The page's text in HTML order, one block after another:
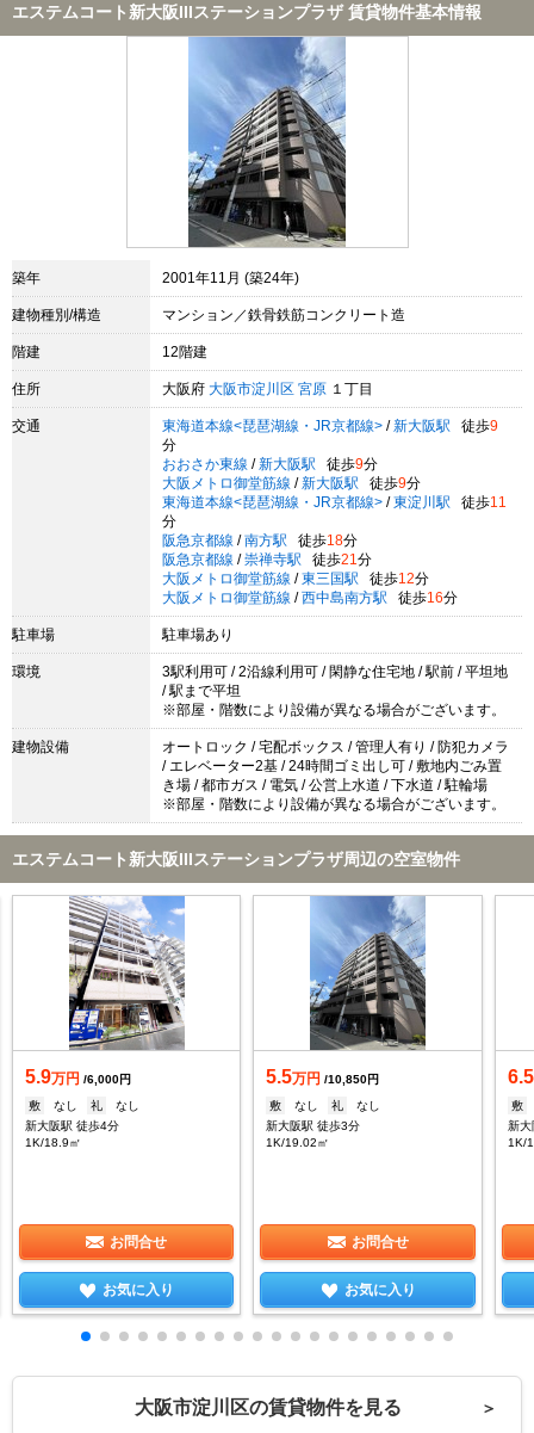
エステムコート新大阪IIIステーションプラザ 賃貸物件基本情報
築年 2001年11月 (築24年)
建物種別/構造 マンション／鉄骨鉄筋コンクリート造
階建 12階建
住所 大阪府 大阪市淀川区 宮原 １丁目
交通 東海道本線<琵琶湖線・JR京都線> / 新大阪駅 徒歩9
分
おおさか東線 / 新大阪駅 徒歩9分
大阪メトロ御堂筋線 / 新大阪駅 徒歩9分
東海道本線<琵琶湖線・JR京都線> / 東淀川駅 徒歩11
分
阪急京都線 / 南方駅 徒歩18分
阪急京都線 / 崇禅寺駅 徒歩21 分
大阪メトロ御堂筋線 / 東三国駅 徒歩12分
大阪メトロ御堂筋線 / 西中島南方駅 徒歩16分
駐車場 駐車場あり
環境
3駅利用可 / 2沿線利用可 / 閑静な住宅地 / 駅前 / 平坦地
/ 駅まで平坦
※部屋・階数により設備が異なる場合がございます。
建物設備
オートロック / 宅配ボックス / 管理人有り / 防犯カメラ
/ エレベーター2基 / 24時間ゴミ出し可 / 敷地内ごみ置
き場 / 都市ガス / 電気 / 公営上水道 / 下水道 / 駐輪場
※部屋・階数により設備が異なる場合がございます。
エステムコート新大阪IIIステーションプラザ周辺の空室物件
5.9万円 /6,000円
敷
なし 礼
なし
新大阪駅 徒歩4分
1K/18.9㎡
お問合せ
お気に入り
5.5万円 /10,850円
敷
なし 礼
なし
新大阪駅 徒歩3分
1K/19.02㎡
お問合せ
お気に入り
6.5
敷
新大
1K/
大阪市淀川区の賃貸物件を見る ＞